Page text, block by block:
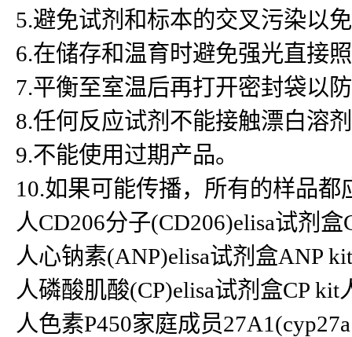
5.避免试剂和标本的交叉污染以
6.在储存和温育时避免强光直接
7.平衡至室温后再打开密封袋以
8.任何反应试剂不能接触漂白溶
9.不能使用过期产品。
10.如果可能传播，所有的样品
人CD206分子(CD206)elisa试剂
人心钠素(ANP)elisa试剂盒ANP
人磷酸肌酸(CP)elisa试剂盒CP
人色素P450家庭成员